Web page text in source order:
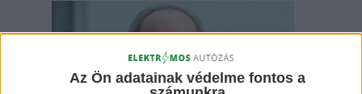
Az Ön adatainak védelme fontos a